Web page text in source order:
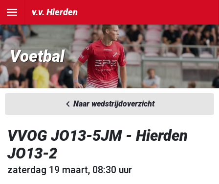
v.v. Hierden
Voetbal
Naar wedstrijdoverzicht
VVOG JO13-5JM - Hierden
JO13-2
zaterdag 19 maart, 08:30 uur